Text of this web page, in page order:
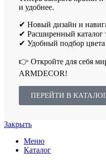
и удобнее.
✔ Новый дизайн и
✔ Расширенный каталог
✔ Удобный подбор
👉 Откройте для себя
ARMDECOR!
ПЕРЕЙТИ В
Закрыть
Меню
Каталог